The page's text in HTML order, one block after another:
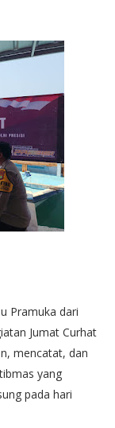
Pramuka dari
Jumat Curhat
mencatat, dan
yang
pada hari